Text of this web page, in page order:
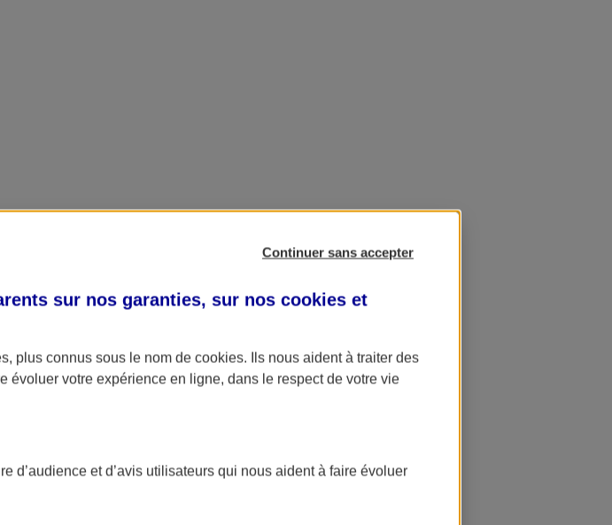
L'application AXA Banque
Continuer sans accepter
sur nos garanties, sur nos cookies et
plus connus sous le nom de cookies. Ils nous aident à traiter des
évoluer votre expérience en ligne, dans le respect de votre vie
d’audience et d’avis utilisateurs qui nous aident à faire évoluer